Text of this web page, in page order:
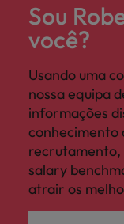
Sou
você?
Usando uma
nossa equipa
informações
conhecimento
recrutamento,
salary
atrair os